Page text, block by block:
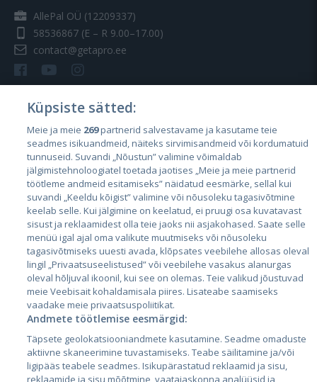
AllePal OÜ (12209337)
58536867 (E – R 9.00–17.00)
contact@getapro.ee
Riigid
Eesti
Läti
Leedu
City24.lv
City24.ee
GetaPro.lv
CVbankas.lt
Kainos.lt
Paslaugos.lt
Küpsiste sätted:
Meie ja meie 269partnerid salvestavame ja kasutame teie
seadmes isikuandmeid, näiteks sirvimisandmeid või kordumatuid
tunnuseid. Suvandi „Nõustun” valimine võimaldab
jälgimistehnoloogiatel toetada jaotises „Meie ja meie partnerid
töötleme andmeid esitamiseks” näidatud eesmärke, sellal kui
suvandi „Keeldu kõigist” valimine või nõusoleku tagasivõtmine
keelab selle. Kui jälgimine on keelatud, ei pruugi osa kuvatavast
sisust ja reklaamidest olla teie jaoks nii asjakohased. Saate selle
menüü igal ajal oma valikute muutmiseks või nõusoleku
tagasivõtmiseks uuesti avada, klõpsates veebilehe allosas oleval
lingil „Privaatsuseelistused” või veebilehe vasakus alanurgas
oleval hõljuval ikoonil, kui see on olemas. Teie valikud jõustuvad
meie Veebisait kohaldamisala piires. Lisateabe saamiseks
vaadake meie privaatsuspoliitikat.
Andmete töötlemise eesmärgid:
Täpsete geolokatsiooniandmete kasutamine. Seadme omaduste
aktiivne skaneerimine tuvastamiseks. Teabe säilitamine ja/või
ligipääs teabele seadmes. Isikupärastatud reklaamid ja sisu,
reklaamide ja sisu mõõtmine, vaatajaskonna analüüsid ja